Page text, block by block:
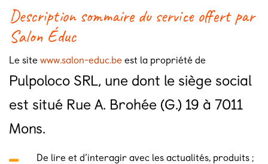
Description sommaire du service offert par
Salon Éduc
Le site www.salon-educ.be est la propriété de
Pulpoloco SRL, une dont le siège social
est situé Rue A. Brohée (G.) 19 à 7011
Mons.
De lire et d’interagir avec les actualités, produits ;